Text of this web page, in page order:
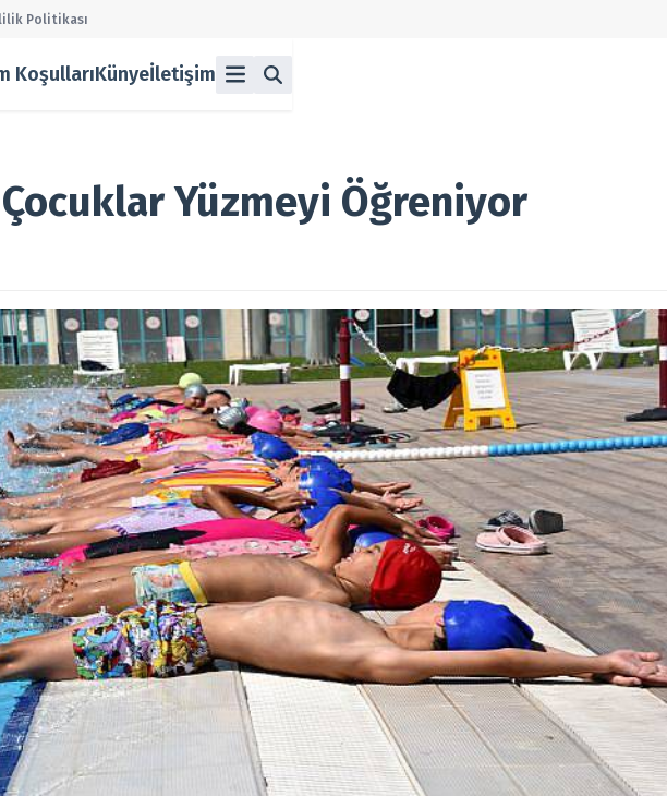
Main Menü
Borsa
Ekonomi
Kurumsal
Gizlilik Politikası
Kullanım Koşulları
Künye
İletişim
Politikası
KoşullarıKünyeİletişim
Yüzmeyi Öğreniyor